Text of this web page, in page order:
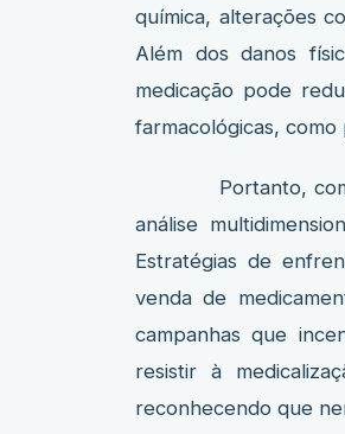
química, alterações
Além dos danos
medicação pode
farmacológicas,
Portanto,
análise
Estratégias de
venda de
campanhas que
resistir à
reconhecendo que